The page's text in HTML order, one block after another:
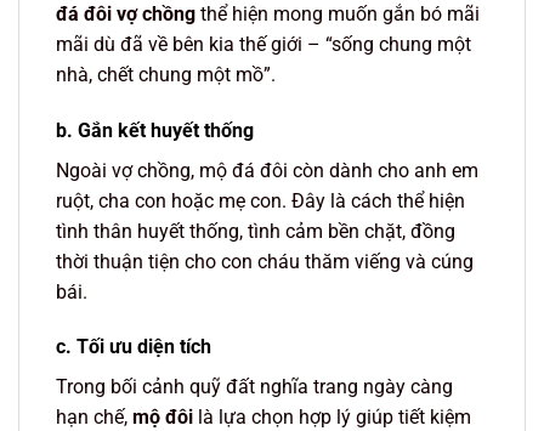
đá đôi vợ chồng thể hiện mong muốn gắn bó mãi
mãi dù đã về bên kia thế giới – “sống chung một
nhà, chết chung một mồ”.
b. Gắn kết huyết thống
Ngoài vợ chồng, mộ đá đôi còn dành cho anh em
ruột, cha con hoặc mẹ con. Đây là cách thể hiện
tình thân huyết thống, tình cảm bền chặt, đồng
thời thuận tiện cho con cháu thăm viếng và cúng
bái.
c. Tối ưu diện tích
Trong bối cảnh quỹ đất nghĩa trang ngày càng
hạn chế, mộ đôi là lựa chọn hợp lý giúp tiết kiệm